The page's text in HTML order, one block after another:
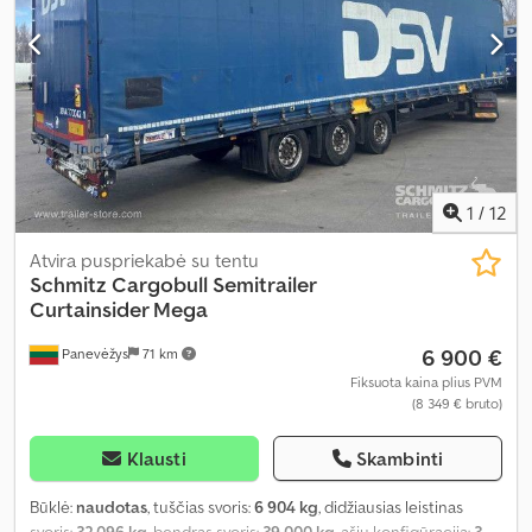
1 / 12
Panevėžys 71 km
Atvira puspriekabė su tentu
Schmitz Cargobull Semitrailer
Curtainsider Mega
6 900 €
Fiksuota kaina plius PVM
(8 349 € bruto)
Klausti Skambinti
Būklė: naudotas, tuščias svoris:6 904 kg, didžiausias leistinas